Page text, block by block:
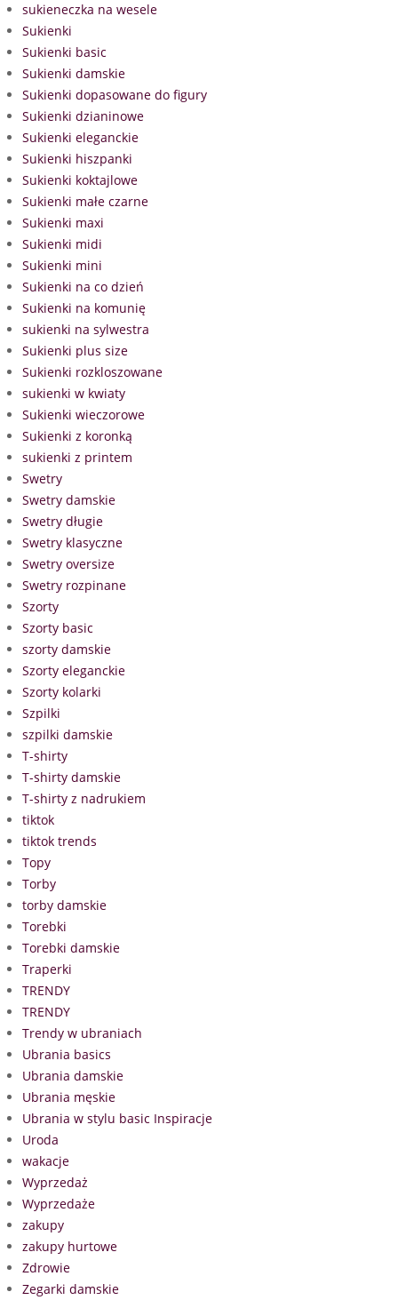
sukieneczka na wesele
Sukienki
Sukienki basic
Sukienki damskie
Sukienki dopasowane do figury
Sukienki dzianinowe
Sukienki eleganckie
Sukienki hiszpanki
Sukienki koktajlowe
Sukienki małe czarne
Sukienki maxi
Sukienki midi
Sukienki mini
Sukienki na co dzień
Sukienki na komunię
sukienki na sylwestra
Sukienki plus size
Sukienki rozkloszowane
sukienki w kwiaty
Sukienki wieczorowe
Sukienki z koronką
sukienki z printem
Swetry
Swetry damskie
Swetry długie
Swetry klasyczne
Swetry oversize
Swetry rozpinane
Szorty
Szorty basic
szorty damskie
Szorty eleganckie
Szorty kolarki
Szpilki
szpilki damskie
T-shirty
T-shirty damskie
T-shirty z nadrukiem
tiktok
tiktok trends
Topy
Torby
torby damskie
Torebki
Torebki damskie
Traperki
TRENDY
TRENDY
Trendy w ubraniach
Ubrania basics
Ubrania damskie
Ubrania męskie
Ubrania w stylu basic Inspiracje
Uroda
wakacje
Wyprzedaż
Wyprzedaże
zakupy
zakupy hurtowe
Zdrowie
Zegarki damskie